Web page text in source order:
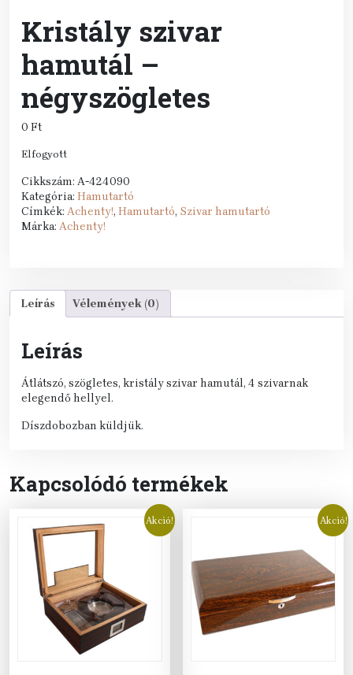
Kristály szivar
hamutál –
négyszögletes
0 Ft
Elfogyott
Cikkszám: A-424090
Kategória: Hamutartó
Címkék: Achenty!, Hamutartó, Szivar hamutartó
Márka: Achenty!
Leírás Vélemények (0)
Leírás
Átlátszó, szögletes, kristály szivar hamutál, 4 szivarnak
elegendő hellyel.
Díszdobozban küldjük.
Kapcsolódó termékek
Akció! Akció!